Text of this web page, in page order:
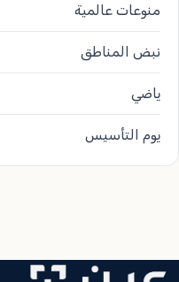
منوعات عالمية
نبض المناطق
ياضي
يوم التأسيس